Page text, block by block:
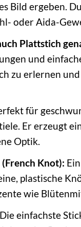
Bild ergeben.
oder Aida-
Plattstich
und
zu erlernen
für
Er erzeugt
Optik.
Knot):
plastische
wie
Die einfachste